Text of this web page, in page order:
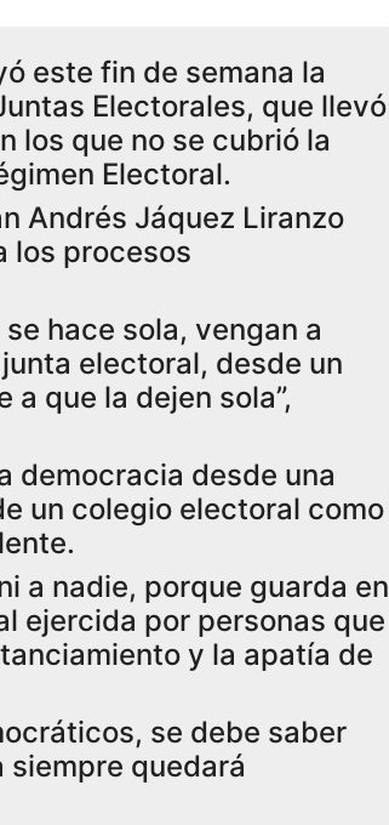
este fin de semana la
Electorales, que llevó
los que no se cubrió la
Electoral.
Andrés Jáquez Liranzo
los procesos
hace sola, vengan a
electoral, desde un
que la dejen sola”,
democracia desde una
un colegio electoral como
a nadie, porque guarda en
ejercida por personas que
y la apatía de
se debe saber
siempre quedará